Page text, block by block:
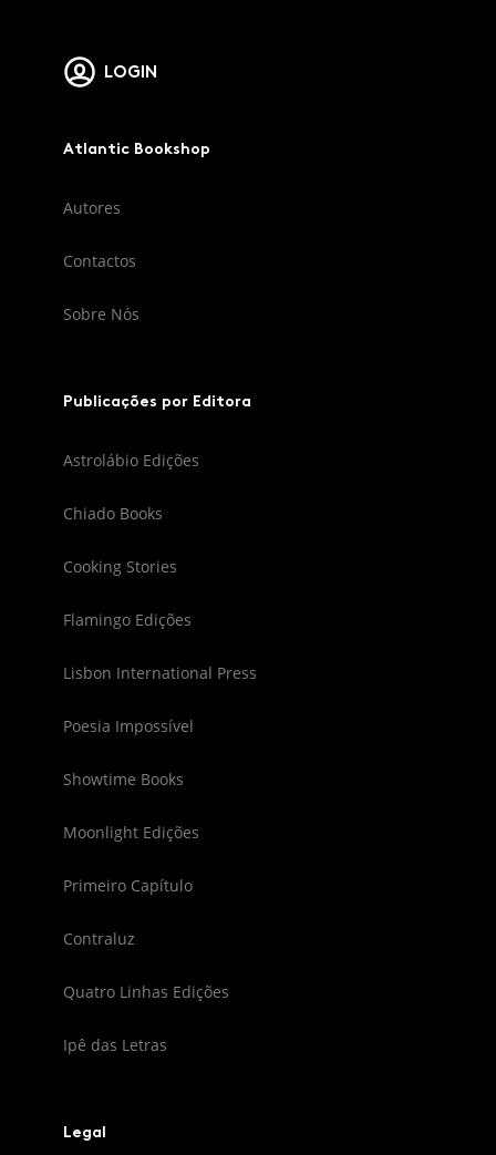
LOGIN
Atlantic Bookshop
Autores
Contactos
Sobre Nós
Publicações por Editora
Astrolábio Edições
Chiado Books
Cooking Stories
Flamingo Edições
Lisbon International Press
Poesia Impossível
Showtime Books
Moonlight Edições
Primeiro Capítulo
Contraluz
Quatro Linhas Edições
Ipê das Letras
Legal